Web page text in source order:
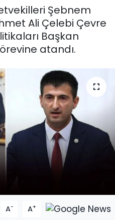
Şebnem
Ali Çelebi Çevre
Başkan
atandı.
A- A+